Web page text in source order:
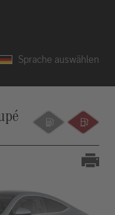
Sprache auswählen